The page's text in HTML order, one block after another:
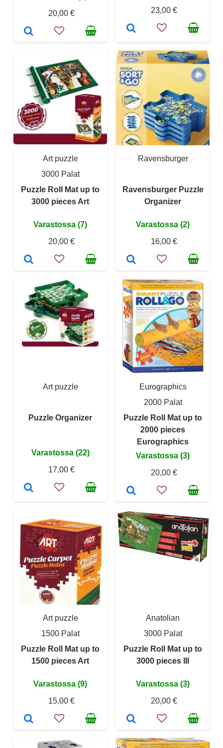
20,00 €
23,00 €
Art puzzle
3000 Palat
Puzzle Roll Mat up to
3000 pieces Art
Varastossa (7)
20,00 €
Ravensburger
Ravensburger Puzzle
Organizer
Varastossa (2)
16,00 €
Art puzzle
Puzzle Organizer
Varastossa (22)
17,00 €
Eurographics
2000 Palat
Puzzle Roll Mat up to
2000 pieces
Eurographics
Varastossa (3)
20,00 €
Art puzzle
1500 Palat
Puzzle Roll Mat up to
1500 pieces Art
Varastossa (9)
15,00 €
Anatolian
3000 Palat
Puzzle Roll Mat up to
3000 pieces III
Varastossa (3)
20,00 €